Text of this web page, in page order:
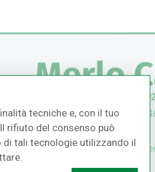
UFFICI: V. Senna 44/
F.no (FI)
CASH & CARRY: V.
tecniche e, con il tuo
rifiuto del consenso può
di tali tecnologie utilizzando il